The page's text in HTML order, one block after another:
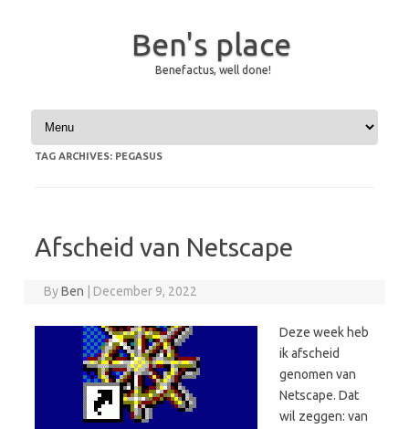
Ben's place
Benefactus, well done!
Skip to content
TAG ARCHIVES: PEGASUS
Afscheid van Netscape
ByBen December 9, 2022
Deze week heb
ik afscheid
genomen van
Netscape. Dat
wil zeggen: van